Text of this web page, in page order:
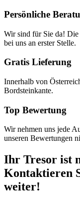
Persönliche
Wir sind für Sie da! Die
bei uns an erster Stelle.
Gratis Lieferung
Innerhalb von
Bordsteinkante.
Top Bewertung
Wir nehmen uns jede
unseren Bewertungen
Ihr Tresor ist
Kontaktieren
weiter!